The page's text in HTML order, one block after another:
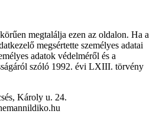
megtalálja ezen az oldalon. Ha a
megsértette személyes adatai
adatok védelméről és a
szóló 1992. évi LXIII. törvény
Károly u. 24.